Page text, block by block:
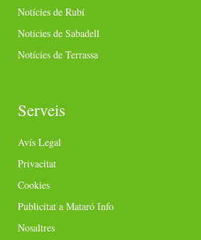
Notícies de Rubí
Notícies de Sabadell
Notícies de Terrassa
Serveis
Avís Legal
Privacitat
Cookies
Publicitat a Mataró Info
Nosaltres